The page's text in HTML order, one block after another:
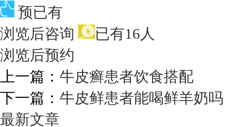
预已有
浏览后咨询
已有16人
浏览后预约
上一篇： 牛皮癣患者饮食搭配
下一篇： 牛皮鲜患者能喝鲜羊奶吗
最新文章